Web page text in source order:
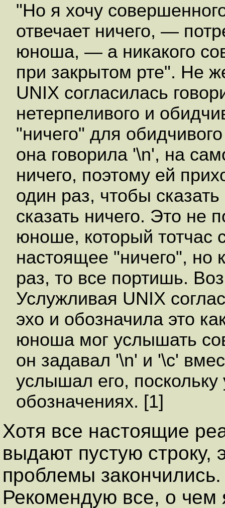
"Но я хочу
отвечает ничего, —
юноша, — а никакого
при закрытом рте". Не
UNIX согласилась
нетерпеливого и
"ничего" для
она говорила '\n', на
ничего, поэтому ей
один раз, чтобы
сказать ничего. Это не
юноше, который тотчас
настоящее "ничего", но
раз, то все портишь.
Услужливая UNIX
эхо и обозначила это
юноша мог услышать
он задавал '\n' и '\с'
услышал его,
обозначениях. [1]
Хотя все настоящие
выдают пустую строку,
проблемы
Рекомендую все, о чем